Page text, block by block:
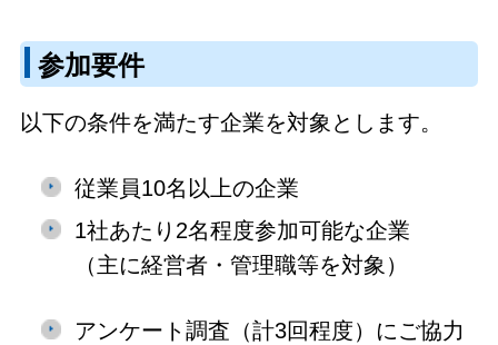
参加要件
以下の条件を満たす企業を対象とします。
従業員10名以上の企業
1社あたり2名程度参加可能な企業
（主に経営者・管理職等を対象）
アンケート調査（計3回程度）にご協力